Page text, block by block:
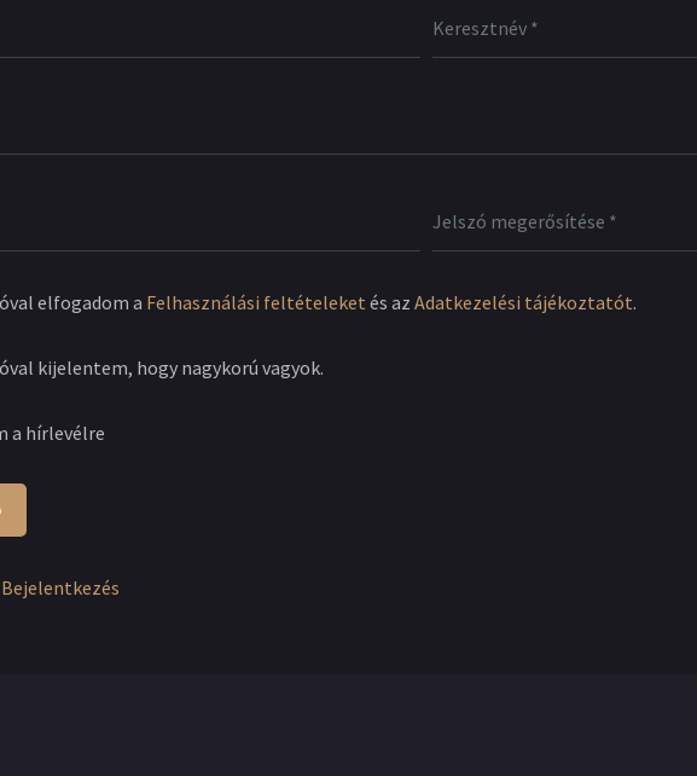
elfogadom a Felhasználási feltételeket és az Adatkezelési tájékoztatót.
kijelentem, hogy nagykorú vagyok.
a hírlevélre
Bejelentkezés